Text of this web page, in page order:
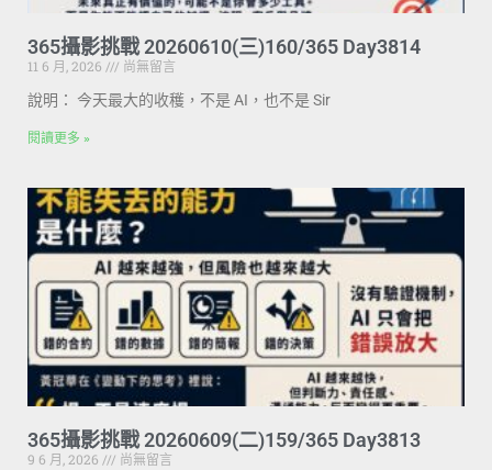
365攝影挑戰 20260610(三)160/365 Day3814
11 6 月, 2026
尚無留言
說明： 今天最大的收穫，不是 AI，也不是 Sir
閱讀更多 »
365攝影挑戰 20260609(二)159/365 Day3813
9 6 月, 2026
尚無留言